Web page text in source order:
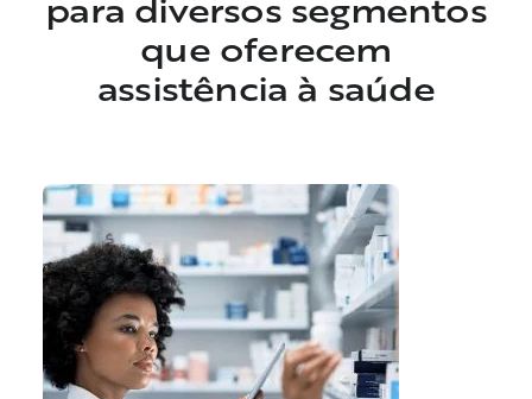
que oferecem
assistência à saúde